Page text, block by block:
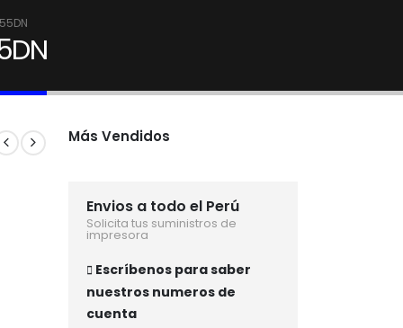
Más Vendidos
Envios a todo el Perú
Solicita tus suministros de
impresora
Escríbenos para saber
nuestros numeros de
cuenta